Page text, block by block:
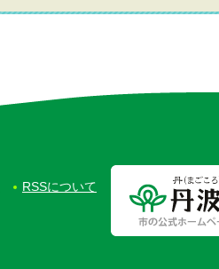
RSSについて